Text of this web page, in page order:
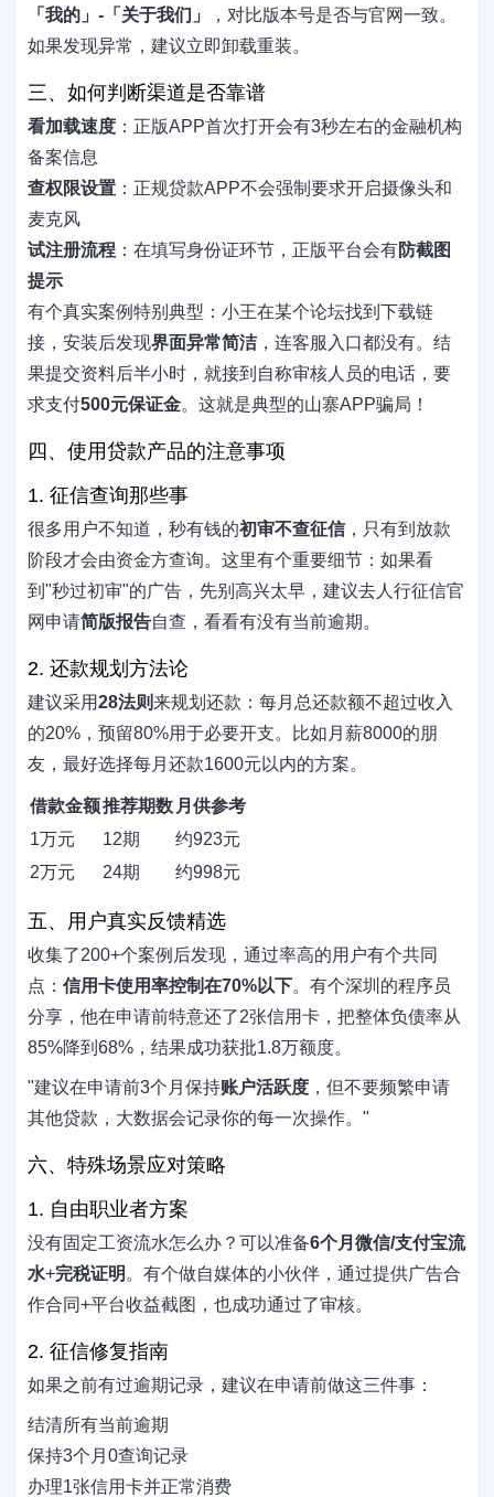
「我的」-「关于我们」
，对比版本号是否与官网一致。
如果发现异常，建议立即卸载重装。
三、如何判断渠道是否靠谱
看加载速度 ：正版APP首次打开会有3秒左右的金融机构
备案信息
查权限设置 ：正规贷款APP不会强制要求开启摄像头和
麦克风
试注册流程 ：在填写身份证环节，正版平台会有防截图
提示
有个真实案例特别典型：小王在某个论坛找到下载链
接，安装后发现界面异常简洁，连客服入口都没有。结
果提交资料后半小时，就接到自称审核人员的电话，要
求支付500元保证金。这就是典型的山寨APP骗局！
四、使用贷款产品的注意事项
1. 征信查询那些事
很多用户不知道，秒有钱的初审不查征信，只有到放款
阶段才会由资金方查询。这里有个重要细节：如果看
到"秒过初审"的广告，先别高兴太早，建议去人行征信官
网申请简版报告自查，看看有没有当前逾期。
2. 还款规划方法论
建议采用28法则来规划还款：每月总还款额不超过收入
的20%，预留80%用于必要开支。比如月薪8000的朋
友，最好选择每月还款1600元以内的方案。
借款金额推荐期数 月供参考
1万元
12期
约923元
2万元
24期 约998元
五、用户真实反馈精选
收集了200+个案例后发现，通过率高的用户有个共同
点： 信用卡使用率控制在70%以下。有个深圳的程序员
分享，他在申请前特意还了2张信用卡，把整体负债率从
85%降到68%，结果成功获批1.8万额度。
"建议在申请前3个月保持账户活跃度 ，但不要频繁申请
其他贷款，大数据会记录你的每一次操作。"
六、特殊场景应对策略
1. 自由职业者方案
没有固定工资流水怎么办？可以准备6个月微信/支付宝流
水+完税证明 。有个做自媒体的小伙伴，通过提供广告合
作合同+平台收益截图，也成功通过了审核。
2. 征信修复指南
如果之前有过逾期记录，建议在申请前做这三件事：
结清所有当前逾期
保持3个月0查询记录
办理1张信用卡并正常消费